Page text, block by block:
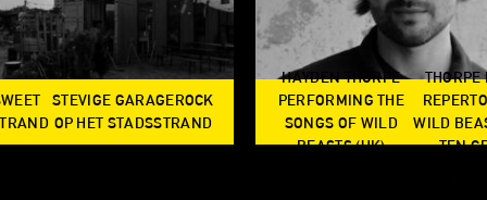
STEVIGE GARAGEROCK
OP HET STADSSTRAND
HAYDEN THORPE
PERFORMING THE
SONGS OF WILD
BEASTS (UK)
THORPE
WILD
TEN